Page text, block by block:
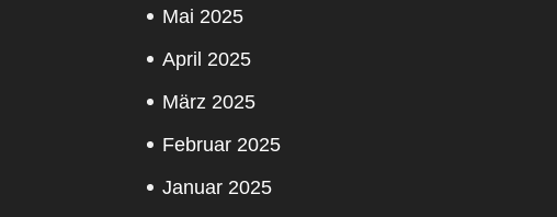
Mai 2025
April 2025
März 2025
Februar 2025
Januar 2025